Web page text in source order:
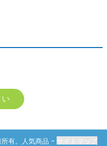
有。人気商品 - サイトマップ